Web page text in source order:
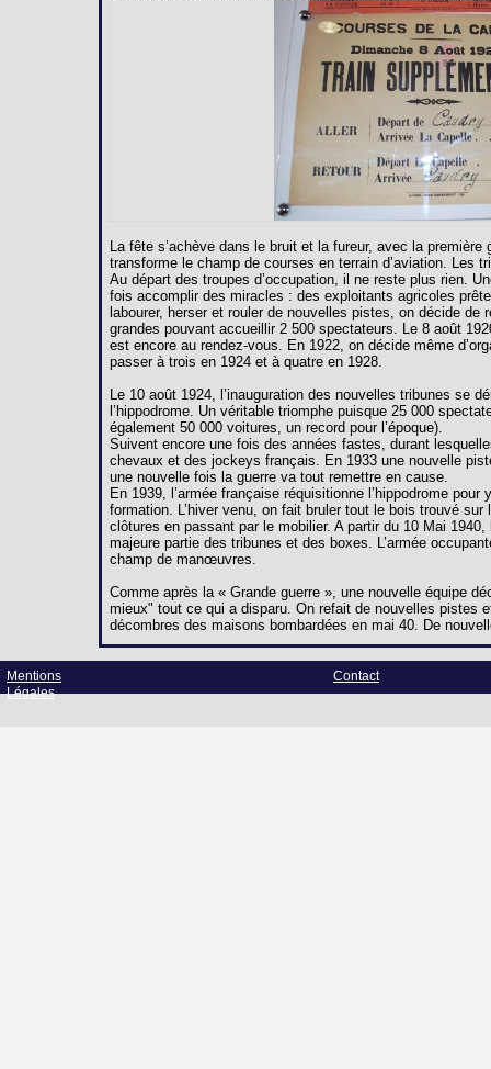
La fête s’achève dans le bruit et la fureur, avec la première
transforme le champ de courses en terrain d’aviation. Les
Au départ des troupes d’occupation, il ne reste plus rien.
fois accomplir des miracles : des exploitants agricoles
labourer, herser et rouler de nouvelles pistes, on décide de
grandes pouvant accueillir 2 500 spectateurs. Le 8 août
est encore au rendez-vous. En 1922, on décide même
passer à trois en 1924 et à quatre en 1928.
Le 10 août 1924, l’inauguration des nouvelles tribunes se
l’hippodrome. Un véritable triomphe puisque 25 000
également 50 000 voitures, un record pour l’époque).
Suivent encore une fois des années fastes, durant
chevaux et des jockeys français. En 1933 une nouvelle
une nouvelle fois la guerre va tout remettre en cause.
En 1939, l’armée française réquisitionne l’hippodrome
formation. L’hiver venu, on fait bruler tout le bois trouvé
clôtures en passant par le mobilier. A partir du 10 Mai
majeure partie des tribunes et des boxes. L’armée
champ de manœuvres.
Comme après la « Grande guerre », une nouvelle équipe
mieux" tout ce qui a disparu. On refait de nouvelles pistes
décombres des maisons bombardées en mai 40. De
Mentions
Légales
Contact